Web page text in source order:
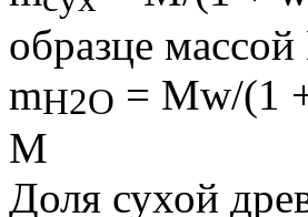
образце
mН2О = Mw/(1
М
Доля сухой